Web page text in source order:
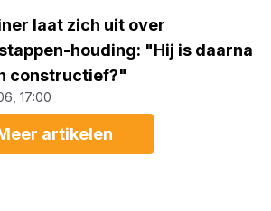
laat zich uit over
houding: "Hij is daarna
constructief?"
17:00
artikelen